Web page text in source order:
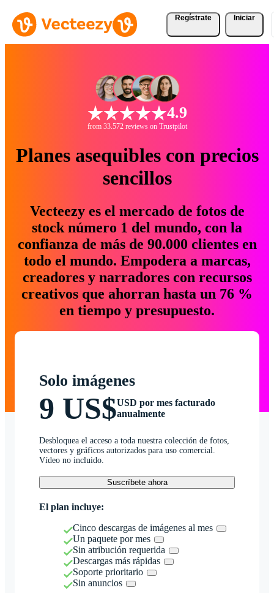
Regístrate Iniciar
4.9
from 33.572 reviews on Trustpilot
Planes asequibles con precios
sencillos
Vecteezy es el mercado de fotos de
stock número 1 del mundo, con la
confianza de más de 90.000 clientes en
todo el mundo. Empodera a marcas,
creadores y narradores con recursos
creativos que ahorran hasta un 76 %
en tiempo y presupuesto.
Solo imágenes
9 US$USD por mes facturado
anualmente
Desbloquea el acceso a toda nuestra colección de fotos,
vectores y gráficos autorizados para uso comercial.
Vídeo no incluido.
Suscríbete ahora
El plan incluye:
Cinco descargas de imágenes al mes
Un paquete por mes
Sin atribución requerida
Descargas más rápidas
Soporte prioritario
Sin anuncios